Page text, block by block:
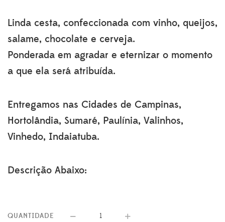
era:
R$284.90.
é:
Linda cesta, confeccionada com vinho, queijos,
salame, chocolate e cerveja.
Ponderada em agradar e eternizar o momento
a que ela será atribuída.
Entregamos nas Cidades de Campinas,
Hortolândia, Sumaré, Paulínia, Valinhos,
Vinhedo, Indaiatuba.
Descrição Abaixo:
QUANTIDADE